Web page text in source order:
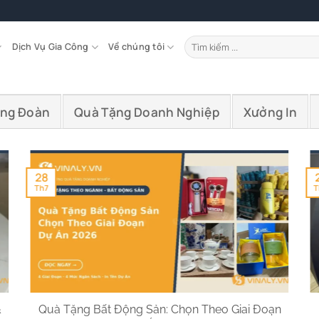
Dịch Vụ Gia Công Về chúng tôi
Tìm
kiếm:
Đoàn Quà Tặng Doanh Nghiệp Xưởng In
Quà Tặng Bất Động Sản: Chọn Theo Giai Đoạn
28
Th7